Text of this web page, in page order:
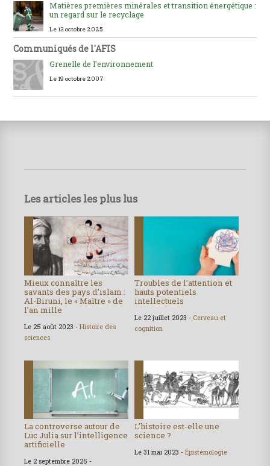
Matières premières minérales et transition énergétique :
un regard sur le recyclage
Le 13 octobre 2025
Communiqués de l'AFIS
Grenelle de l’environnement
Le 19 octobre 2007
Les articles les plus lus
Mieux connaître les
savants des pays d’islam :
Al-Biruni, le « Maître » de
l’an mille
Le 25 août 2023 - Histoire des
sciences
Troubles de l’attention et
hauts potentiels
intellectuels
Le 22 juillet 2023 - Cerveau et
cognition
La controverse autour de
Luc Julia sur l’intelligence
artificielle
Le 2 septembre 2025 -
L’histoire est-elle une
science ?
Le 31 mai 2023 - Épistémologie